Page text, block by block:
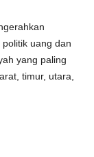
uang dan
yang paling
timur, utara,